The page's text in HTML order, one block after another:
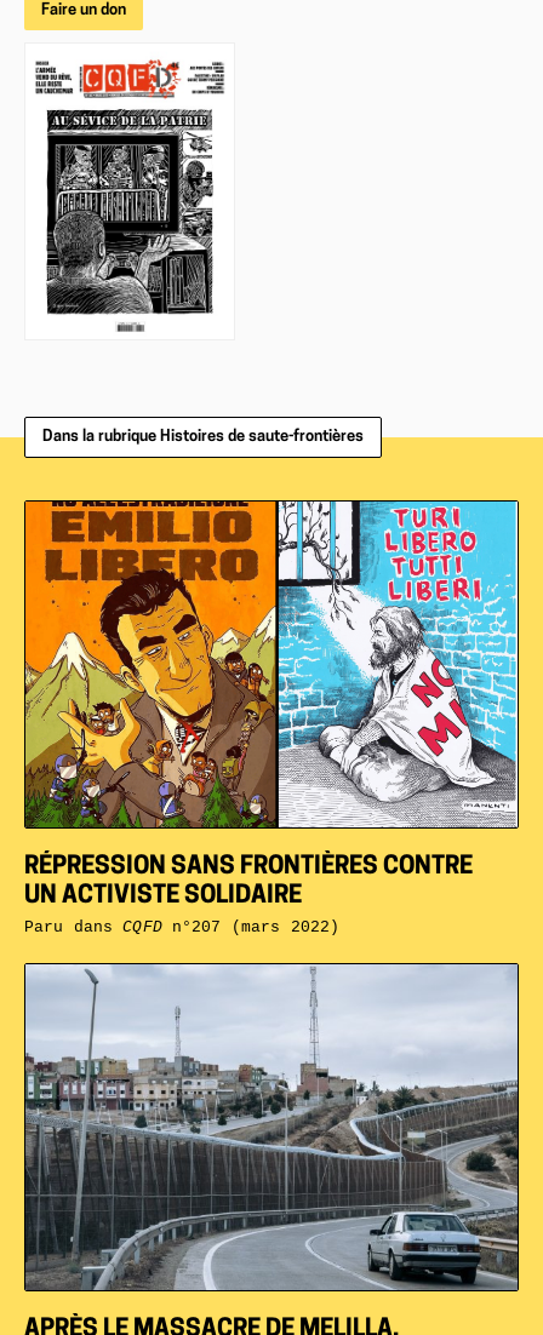
Faire un don
Dans la rubrique Histoires de saute-frontières
RÉPRESSION SANS FRONTIÈRES CONTRE
UN ACTIVISTE SOLIDAIRE
Paru dansCQFDn°207 (mars 2022)